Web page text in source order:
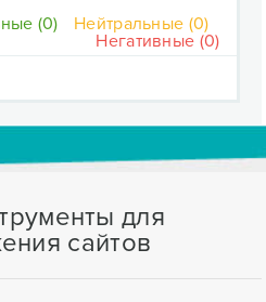
(0)
Нейтральные (0)
Негативные (0)
для
сайтов